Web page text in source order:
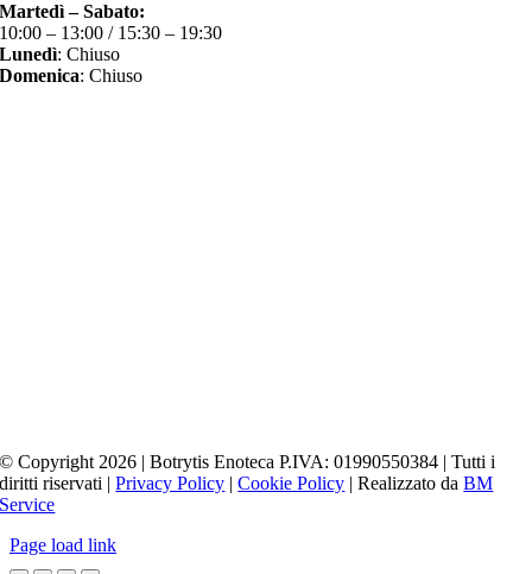
Martedì – Sabato:
10:00 – 13:00 / 15:30 – 19:30
Lunedì: Chiuso
Domenica: Chiuso
© Copyright 2026 | Botrytis Enoteca P.IVA: 01990550384 | Tutti i
diritti riservati |Privacy Policy |Cookie Policy | Realizzato daBM
Service
Page load link